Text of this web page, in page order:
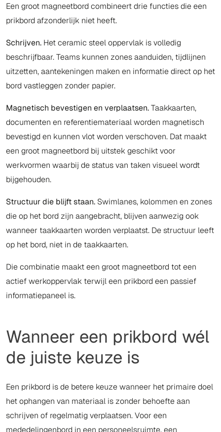
Een groot magneetbord combineert drie functies die een
prikbord afzonderlijk niet heeft.
Schrijven. Het ceramic steel oppervlak is volledig
beschrijfbaar. Teams kunnen zones aanduiden, tijdlijnen
uitzetten, aantekeningen maken en informatie direct op het
bord vastleggen zonder papier.
Magnetisch bevestigen en verplaatsen.Taakkaarten,
documenten en referentiemateriaal worden magnetisch
bevestigd en kunnen vlot worden verschoven. Dat maakt
een groot magneetbord bij uitstek geschikt voor
werkvormen waarbij de status van taken visueel wordt
bijgehouden.
Structuur die blijft staan. Swimlanes, kolommen en zones
die op het bord zijn aangebracht, blijven aanwezig ook
wanneer taakkaarten worden verplaatst. De structuur leeft
op het bord, niet in de taakkaarten.
Die combinatie maakt een groot magneetbord tot een
actief werkoppervlak terwijl een prikbord een passief
informatiepaneel is.
Wanneer een prikbord wél
de juiste keuze is
Een prikbord is de betere keuze wanneer het primaire doel
het ophangen van materiaal is zonder behoefte aan
schrijven of regelmatig verplaatsen. Voor een
mededelingenbord in een personeelsruimte, een